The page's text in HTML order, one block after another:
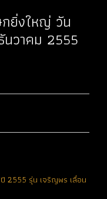
ยิ่งใหญ่ วัน
วาคม 2555
ปี 2555 รุ่น เจริญพร เลื่อน